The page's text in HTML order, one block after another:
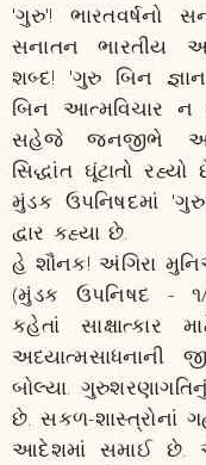
'ગુરુ'! ભારતવર્ષનો
સનાતન ભારતીય
શબ્દ! 'ગુરુ બિન
બિન
સહેજે જનજીભે અને
સિદ્ધાંત ઘૂંટાતો
મુંડક ઉપનિષદમાં
દ્વાર કહ્યા છે.
હે શૌનક! અંગિરા મુનિએ
(મુંડક ઉપનિષદ - ૧/
કહેતાં
અધ્યાત્મસાધનાની
બોલ્યા.
છે. સકળ-શાસ્ત્રોનાં
આદેશમાં સમાઈ છે.